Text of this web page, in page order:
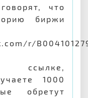
что
биржи
r/
ссылке,
1000
обретут